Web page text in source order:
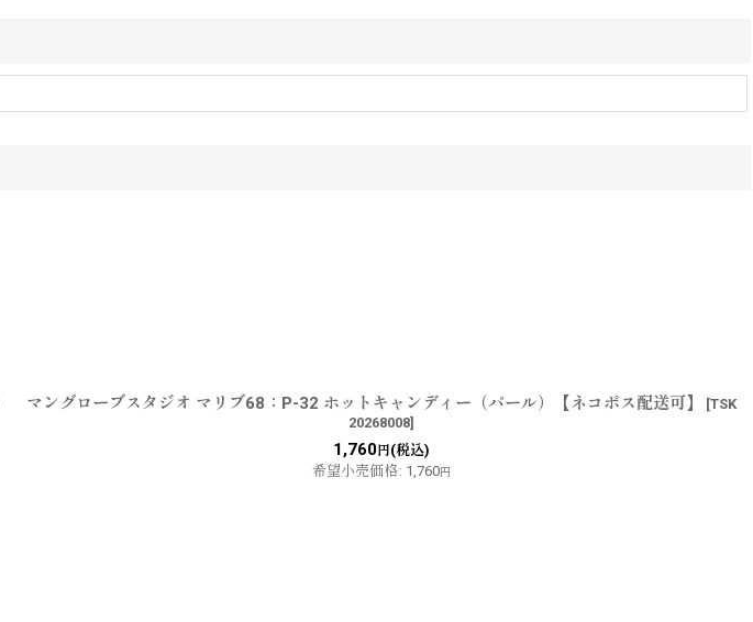
マングローブスタジオ マリブ68：P-32 ホットキャンディー（パール）【ネコポス配送可】 [TSK
20268008]
1,760円(税込)
希望小売価格: 1,760円